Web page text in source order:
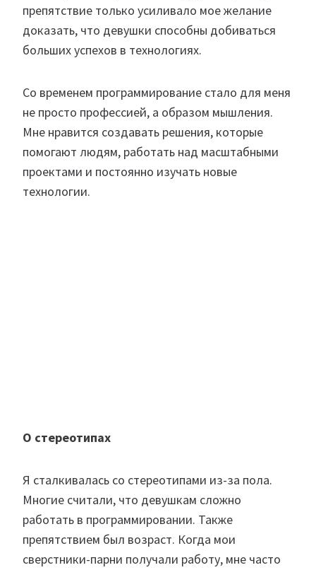
препятствие только усиливало мое желание
доказать, что девушки способны добиваться
больших успехов в технологиях.
Со временем программирование стало для меня
не просто профессией, а образом мышления.
Мне нравится создавать решения, которые
помогают людям, работать над масштабными
проектами и постоянно изучать новые
технологии.
О стереотипах
Я сталкивалась со стереотипами из-за пола.
Многие считали, что девушкам сложно
работать в программировании. Также
препятствием был возраст. Когда мои
сверстники-парни получали работу, мне часто